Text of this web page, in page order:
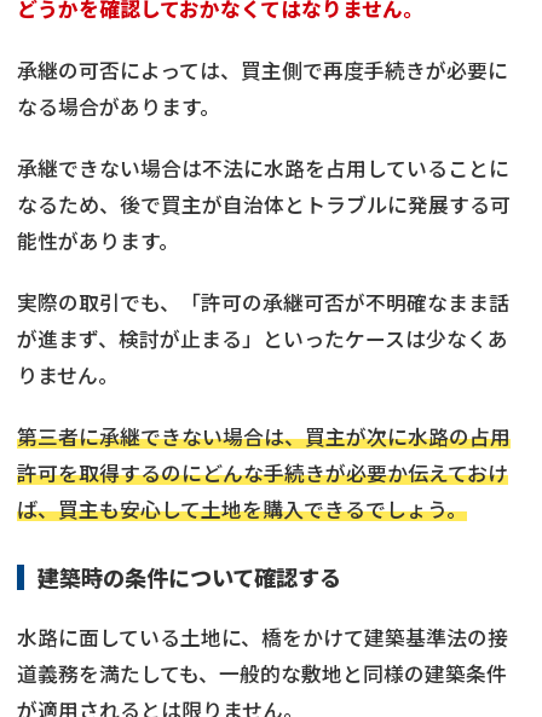
どうかを確認しておかなくてはなりません。
承継の可否によっては、買主側で再度手続きが必要に
なる場合があります。
承継できない場合は不法に水路を占用していることに
なるため、後で買主が自治体とトラブルに発展する可
能性があります。
実際の取引でも、「許可の承継可否が不明確なまま話
が進まず、検討が止まる」といったケースは少なくあ
りません。
第三者に承継できない場合は、買主が次に水路の占用
許可を取得するのにどんな手続きが必要か伝えておけ
ば、買主も安心して土地を購入できるでしょう。
建築時の条件について確認する
水路に面している土地に、橋をかけて建築基準法の接
道義務を満たしても、一般的な敷地と同様の建築条件
が適用されるとは限りません。
訳あり物件の売却でお悩みならこちら